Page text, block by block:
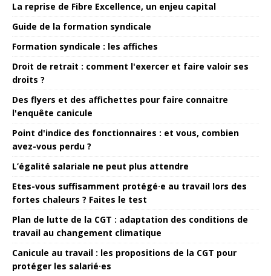
La reprise de Fibre Excellence, un enjeu capital
Guide de la formation syndicale
Formation syndicale : les affiches
Droit de retrait : comment l'exercer et faire valoir ses
droits ?
Des flyers et des affichettes pour faire connaitre
l'enquête canicule
Point d'indice des fonctionnaires : et vous, combien
avez-vous perdu ?
L’égalité salariale ne peut plus attendre
Etes-vous suffisamment protégé·e au travail lors des
fortes chaleurs ? Faites le test
Plan de lutte de la CGT : adaptation des conditions de
travail au changement climatique
Canicule au travail : les propositions de la CGT pour
protéger les salarié·es